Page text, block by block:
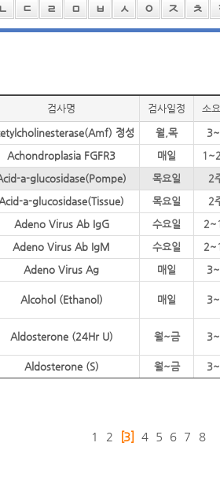
ㄴ ㄷ ㄹ ㅁ ㅂ ㅅ ㅇ ㅈ ㅊ
검사명 검사일정 소
정성 월,목
Achondroplasia FGFR3 매일
a-glucosidase(Pompe) 목요일
2
a-glucosidase(Tissue) 목요일
2
Adeno Virus Ab IgG 수요일
Adeno Virus Ab IgM 수요일
Adeno Virus Ag 매일
Alcohol (Ethanol) 매일
Aldosterone (24Hr U) 월~금
Aldosterone (S) 월~금
1 2 [3] 4 5 6 7 8